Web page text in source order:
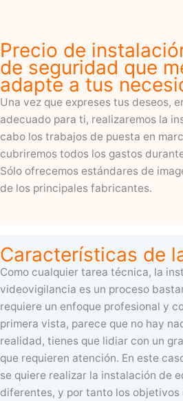
Precio de
de seguridad que
adapte a tus
Una vez que expreses tus deseos,
adecuado para ti, realizaremos la
cabo los trabajos de puesta en
cubriremos todos los gastos
Sólo ofrecemos estándares de
de los principales fabricantes.
Características de
Como cualquier tarea técnica, la
videovigilancia es un proceso
requiere un enfoque profesional y
primera vista, parece que no hay
realidad, tienes que lidiar con un
que requieren atención. En este
se quiere realizar la instalación de
diferentes, y por tanto los objetivos